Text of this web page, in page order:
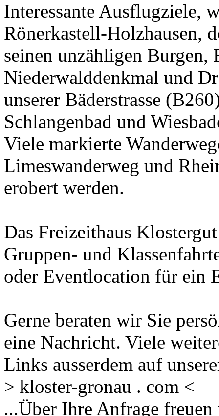
Interessante Ausflugziele,
Rönerkastell-Holzhausen,
seinen unzähligen Burgen,
Niederwalddenkmal und
unserer Bäderstrasse
Schlangenbad und
Viele markierte
Limeswanderweg und
erobert werden.
Das Freizeithaus
Gruppen- und
oder Eventlocation für ein
Gerne beraten wir Sie
eine Nachricht. Viele
Links ausserdem auf
> kloster-gronau . com <
...Über Ihre Anfrage